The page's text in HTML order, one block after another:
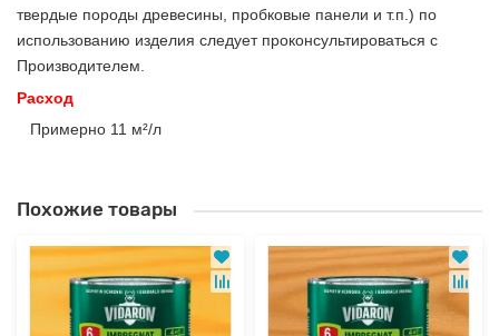
твердые породы древесины, пробковые панели и т.п.) по
использованию изделия следует проконсультироваться с
Производителем.
Расход
Примерно 11 м²/л
Похожие товары